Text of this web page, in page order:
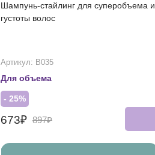
Шампунь-стайлинг для суперобъема и
густоты волос
Артикул: В035
Для объема
- 25%
673₽ 897₽